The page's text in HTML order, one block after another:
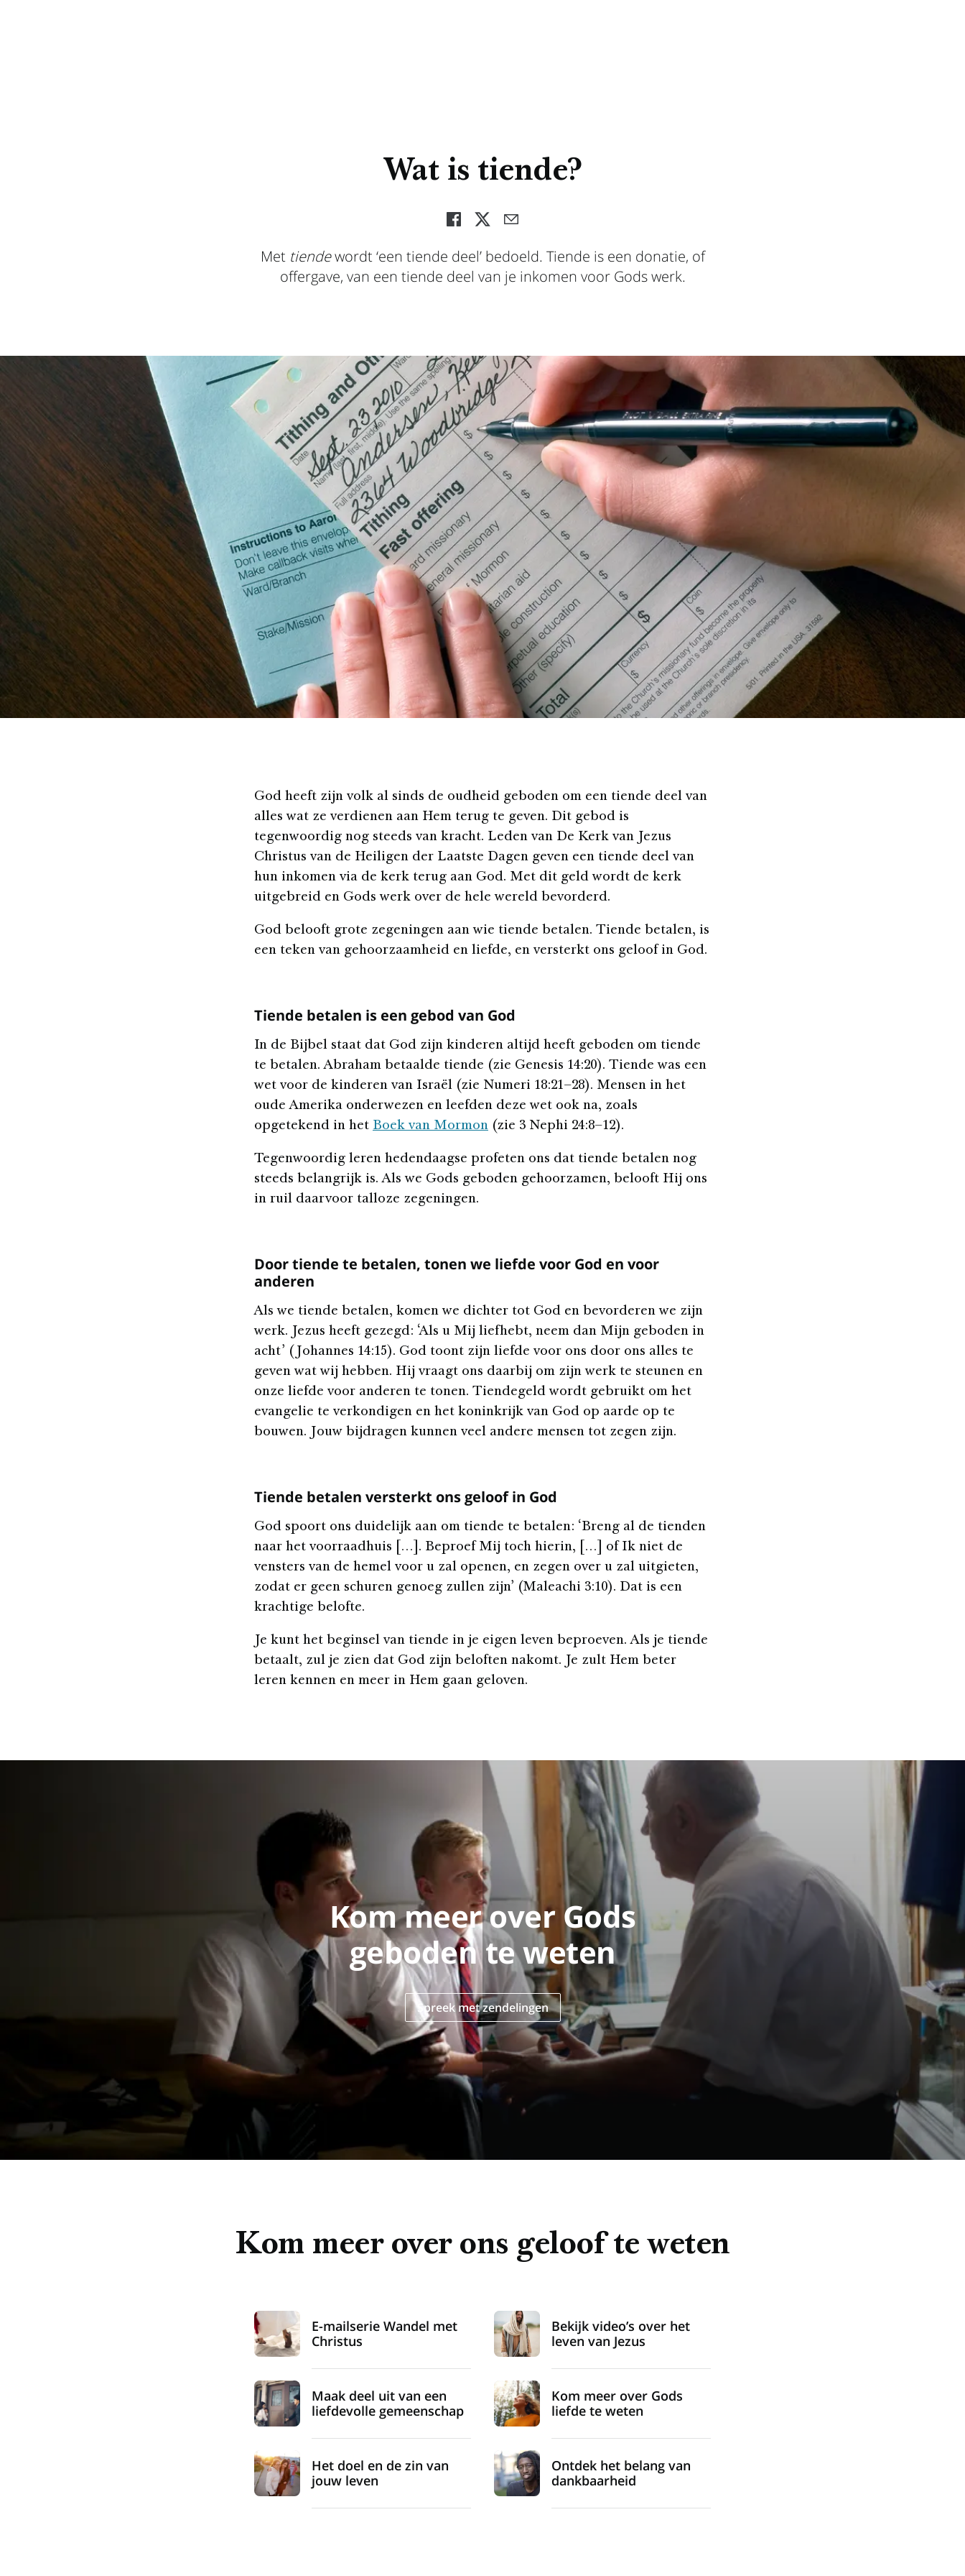
Wat is tiende?
Met tiendewordt ‘een tiende deel’ bedoeld. Tiende is een donatie, of
offergave, van een tiende deel van je inkomen voor Gods werk.
God heeft zijn volk al sinds de oudheid geboden om een tiende deel van
alles wat ze verdienen aan Hem terug te geven. Dit gebod is
tegenwoordig nog steeds van kracht. Leden van De Kerk van Jezus
Christus van de Heiligen der Laatste Dagen geven een tiende deel van
hun inkomen via de kerk terug aan God. Met dit geld wordt de kerk
uitgebreid en Gods werk over de hele wereld bevorderd.
God belooft grote zegeningen aan wie tiende betalen. Tiende betalen, is
een teken van gehoorzaamheid en liefde, en versterkt ons geloof in God.
Tiende betalen is een gebod van God
In de Bijbel staat dat God zijn kinderen altijd heeft geboden om tiende
te betalen. Abraham betaalde tiende (zie Genesis 14:20). Tiende was een
wet voor de kinderen van Israël (zie Numeri 18:21–28). Mensen in het
oude Amerika onderwezen en leefden deze wet ook na, zoals
opgetekend in het Boek van Mormon (zie 3 Nephi 24:8–12).
Tegenwoordig leren hedendaagse profeten ons dat tiende betalen nog
steeds belangrijk is. Als we Gods geboden gehoorzamen, belooft Hij ons
in ruil daarvoor talloze zegeningen.
Door tiende te betalen, tonen we liefde voor God en voor
anderen
Als we tiende betalen, komen we dichter tot God en bevorderen we zijn
werk. Jezus heeft gezegd: ‘Als u Mij liefhebt, neem dan Mijn geboden in
acht’ (Johannes 14:15). God toont zijn liefde voor ons door ons alles te
geven wat wij hebben. Hij vraagt ons daarbij om zijn werk te steunen en
onze liefde voor anderen te tonen. Tiendegeld wordt gebruikt om het
evangelie te verkondigen en het koninkrijk van God op aarde op te
bouwen. Jouw bijdragen kunnen veel andere mensen tot zegen zijn.
Tiende betalen versterkt ons geloof in God
God spoort ons duidelijk aan om tiende te betalen: ‘Breng al de tienden
naar het voorraadhuis […]. Beproef Mij toch hierin, […] of Ik niet de
vensters van de hemel voor u zal openen, en zegen over u zal uitgieten,
zodat er geen schuren genoeg zullen zijn’ (Maleachi 3:10). Dat is een
krachtige belofte.
Je kunt het beginsel van tiende in je eigen leven beproeven. Als je tiende
betaalt, zul je zien dat God zijn beloften nakomt. Je zult Hem beter
leren kennen en meer in Hem gaan geloven.
Kom meer over Gods
geboden te weten
Spreek met zendelingen
Kom meer over ons geloof te weten
E-mailserie Wandel met
Christus
Bekijk video’s over het
leven van Jezus
Maak deel uit van een
liefdevolle gemeenschap
Kom meer over Gods
liefde te weten
Het doel en de zin van
jouw leven
Ontdek het belang van
dankbaarheid